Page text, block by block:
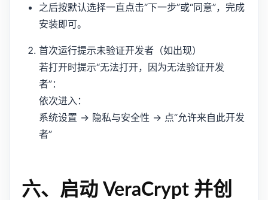
之后按默认选择一直点击“下一步”或“同意”，完成
安装即可。
首次运行提示未验证开发者（如出现）
若打开时提示“无法打开，因为无法验证开发
者”：
依次进入：
系统设置 → 隐私与安全性 → 点“允许来自此开发
者”
六、启动 VeraCrypt 并创